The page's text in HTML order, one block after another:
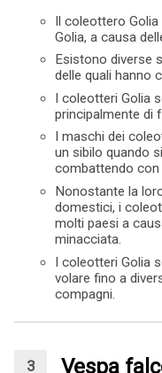
Il coleottero Golia
Golia, a causa
Esistono diverse
delle quali hanno
I coleotteri Golia
principalmente di
I maschi dei
un sibilo quando
combattendo con
Nonostante la
domestici, i
molti paesi a
minacciata.
I coleotteri Golia
volare fino a
compagni.
Vespa